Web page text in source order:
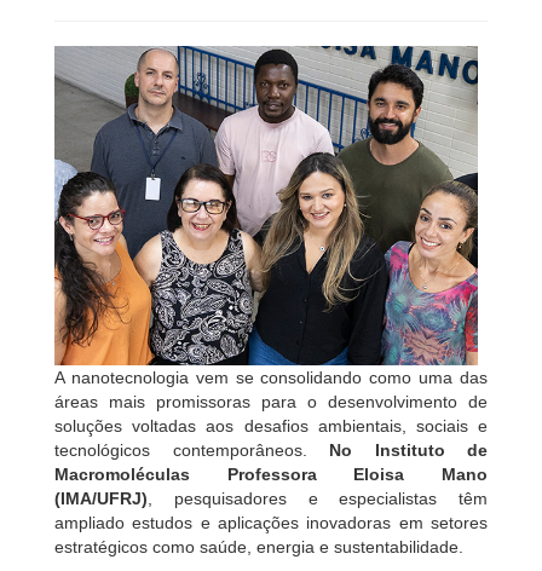
A nanotecnologia vem se consolidando como uma das
áreas mais promissoras para o desenvolvimento de
soluções voltadas aos desafios ambientais, sociais e
tecnológicos contemporâneos. No Instituto de
Macromoléculas Professora Eloisa Mano
(IMA/UFRJ) , pesquisadores e especialistas têm
ampliado estudos e aplicações inovadoras em setores
estratégicos como saúde, energia e sustentabilidade.